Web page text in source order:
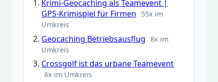
Krimi-Geocaching als Teamevent |
GPS-Krimispiel für Firmen
55x im
Umkreis
Geocaching Betriebsausflug 8x im
Umkreis
Crossgolf ist das urbane Teamevent
6x im Umkreis